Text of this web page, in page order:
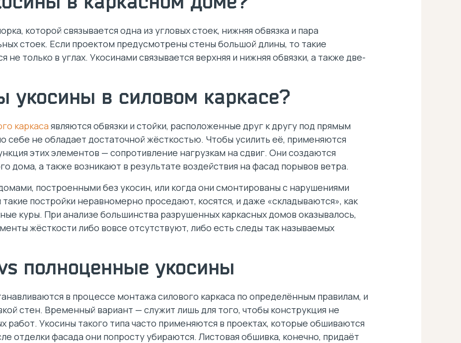
которой связывается одна из угловых стоек, нижняя обвязка и пара
стоек. Если проектом предусмотрены стены большой длины, то такие
не только в углах. Укосинами связывается верхняя и нижняя обвязки, а также две-
укосины в силовом каркасе?
каркаса являются обвязки и стойки, расположенные друг к другу под прямым
себе не обладает достаточной жёсткостью. Чтобы усилить её, применяются
этих элементов — сопротивление нагрузкам на сдвиг. Они создаются
дома, а также возникают в результате воздействия на фасад порывов ветра.
построенными без укосин, или когда они смонтированы с нарушениями
постройки неравномерно проседают, косятся, и даже «складываются», как
куры. При анализе большинства разрушенных каркасных домов оказывалось,
жёсткости либо вовсе отсутствуют, либо есть следы так называемых
полноценные укосины
в процессе монтажа силового каркаса по определённым правилам, и
стен. Временный вариант — служит лишь для того, чтобы конструкция не
работ. Укосины такого типа часто применяются в проектах, которые обшиваются
отделки фасада они попросту убираются. Листовая обшивка, конечно, придаёт